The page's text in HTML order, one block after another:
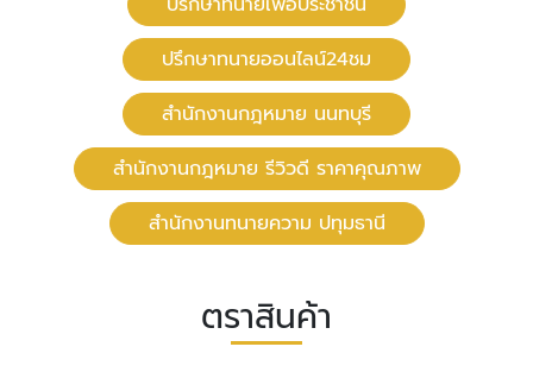
ปรึกษาทนายออนไลน์24ชม
สํานักงานกฎหมาย นนทบุรี
สำนักงานกฎหมาย รีวิวดี ราคาคุณภาพ
สำนักงานทนายความ ปทุมธานี
ตราสินค้า